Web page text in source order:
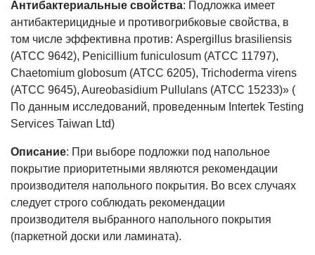
Антибактериальные свойства: Подложка имеет
антибактерицидные и противогрибковые свойства, в
том числе эффективна против: Aspergillus brasiliensis
(ATCC 9642), Penicillium funiculosum (ATCC 11797),
Chaetomium globosum (ATCC 6205), Trichoderma virens
(ATCC 9645), Aureobasidium Pullulans (ATCC 15233)» (
По данным исследований, проведенным Intertek Testing
Services Taiwan Ltd)
Описание: При выборе подложки под напольное
покрытие приоритетными являются рекомендации
производителя напольного покрытия. Во всех случаях
следует строго соблюдать рекомендации
производителя выбранного напольного покрытия
(паркетной доски или ламината).